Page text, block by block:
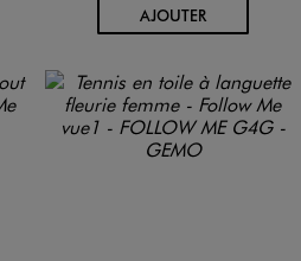
AJOUTERAU PANIER